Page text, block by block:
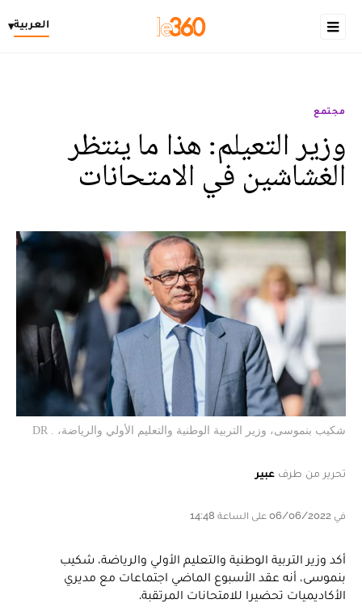
العربية▾
مجتمع
وزير التعيلم: هذا ما ينتظر
الغشاشين في الامتحانات
شكيب بنموسى، وزير التربية الوطنية والتعليم الأولي والرياضة، . DR
تحرير من طرف عبير
في 06/06/2022 على الساعة 14:48
أكد وزير التربية الوطنية والتعليم الأولي والرياضة، شكيب
بنموسى، أنه عقد الأسبوع الماضي اجتماعات مع مديري
الأكاديميات تحضيرا للامتحانات المرتقبة.